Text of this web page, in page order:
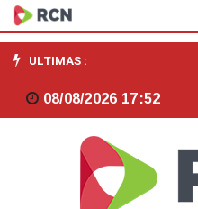
Comissão
do
Senado
aprova
ULTIMAS :
08/08/2026 17:52